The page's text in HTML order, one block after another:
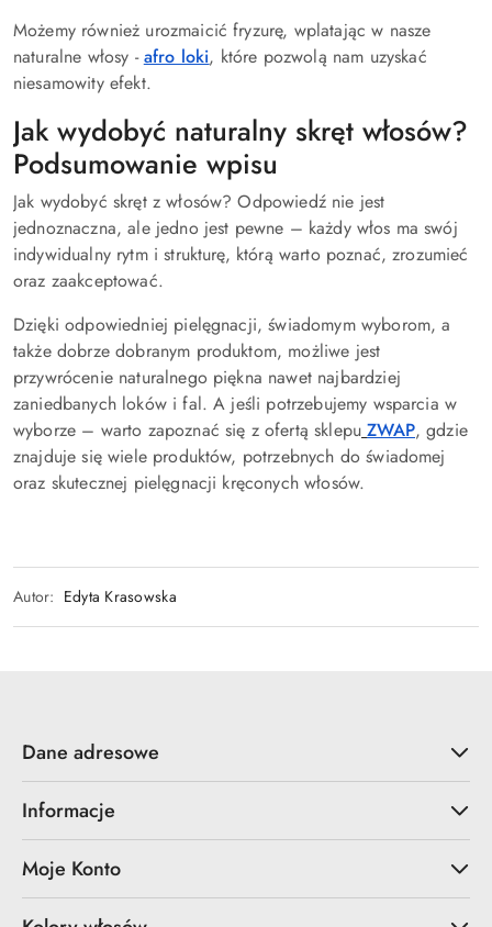
Możemy również urozmaicić fryzurę, wplatając w nasze
naturalne włosy -afro loki, które pozwolą nam uzyskać
niesamowity efekt.
Jak wydobyć naturalny skręt włosów?
Podsumowanie wpisu
Jak wydobyć skręt z włosów? Odpowiedź nie jest
jednoznaczna, ale jedno jest pewne – każdy włos ma swój
indywidualny rytm i strukturę, którą warto poznać, zrozumieć
oraz zaakceptować.
Dzięki odpowiedniej pielęgnacji, świadomym wyborom, a
także dobrze dobranym produktom, możliwe jest
przywrócenie naturalnego piękna nawet najbardziej
zaniedbanych loków i fal. A jeśli potrzebujemy wsparcia w
wyborze – warto zapoznać się z ofertą sklepu ZWAP, gdzie
znajduje się wiele produktów, potrzebnych do świadomej
oraz skutecznej pielęgnacji kręconych włosów.
Autor: Edyta Krasowska
Dane adresowe
Informacje
Moje Konto